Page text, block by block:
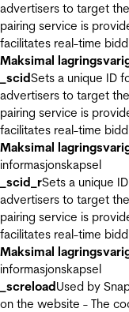
advertisers to target
pairing service is
facilitates real-time
Maksimal
_scidSets a unique ID
advertisers to target
pairing service is
facilitates real-time
Maksimal
informasjonskapsel
_scid_rSets a unique
advertisers to target
pairing service is
facilitates real-time
Maksimal
informasjonskapsel
_screloadUsed by
on the website - The